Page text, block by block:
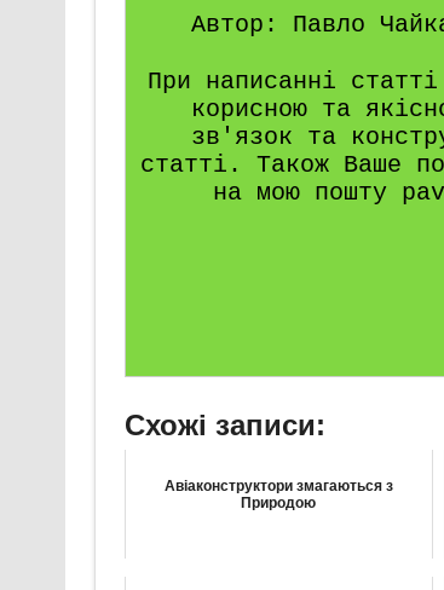
Автор: Павло
При написанні
корисною та
зв'язок та
статті. Також Ваше
на мою пошту
Схожі записи:
Авіаконструктори змагаються з
Природою